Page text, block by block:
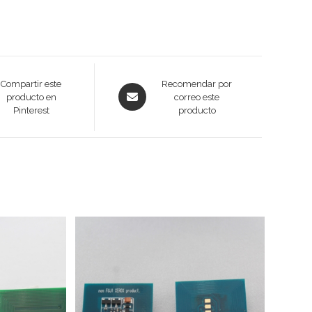
Compartir este
producto en
Pinterest
Opens
in
Recomendar por
correo este
producto